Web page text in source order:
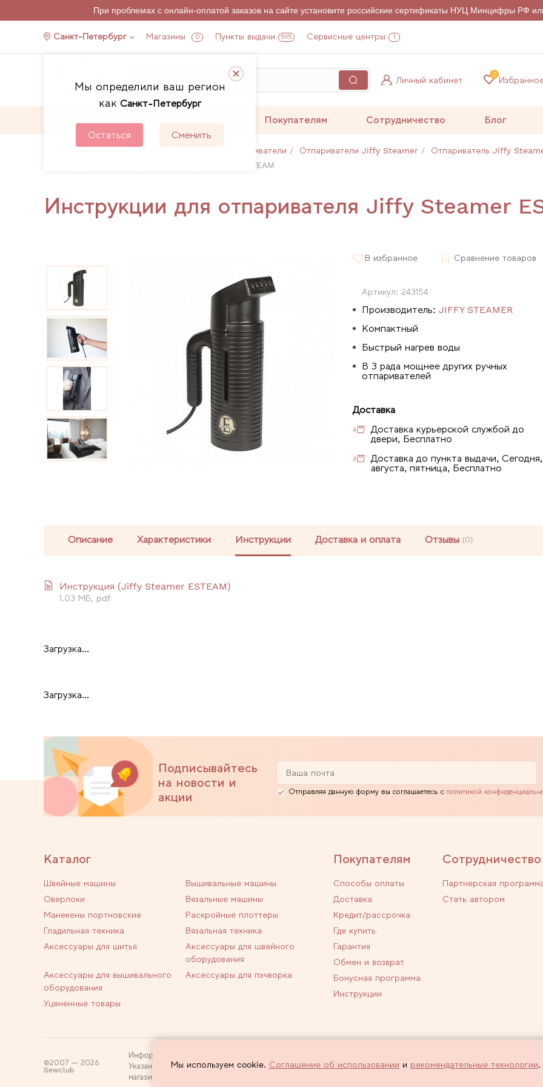
При проблемах с онлайн-оплатой заказов на сайте установите российские сертификаты НУЦ Минцифры РФ
Санкт-Петербург Магазины 0 Пункты выдачи 595 Сервисные центры 1
Мы определили ваш регион
как Санкт-Петербург
Остаться Сменить
Личный кабинет
0
Покупателям Сотрудничество Блог
Каталог Гладильная техника Отпариватели Отпариватели Jiffy Steamer
Отпариватель Jiffy
Инструкции для отпаривателя Jiffy Steamer ESTEAM
Инструкции для отпаривателя Jiffy Steamer
В избранное Сравнение товаров
Артикул: 243154
Производитель: JIFFY STEAMER
Компактный
Быстрый нагрев воды
В 3 рада мощнее других ручных
отпаривателей
Доставка
Доставка курьерской службой до
двери, Бесплатно
Доставка до пункта выдачи,
августа, пятница, Бесплатно
Описание Характеристики Инструкции Доставка и оплата Отзывы (0)
Инструкция (Jiffy Steamer ESTEAM)
1.03 МБ, pdf
Загрузка...
Загрузка...
Подписывайтесь
на новости и
акции
Отправляя данную форму вы соглашаетесь с политикой
Каталог
Швейные машины
Вышивальные машины
Оверлоки
Вязальные машины
Манекены портновские
Раскройные плоттеры
Гладильная техника
Вязальная техника
Аксессуары для шитья
Аксессуары для швейного
оборудования
Аксессуары для вышивального
оборудования
Аксессуары для пэчворка
Уцененные товары
Покупателям
Способы оплаты
Доставка
Кредит/рассрочка
Где купить
Гарантия
Обмен и возврат
Бонусная программа
Инструкции
Сотрудничество
Партнерская
Стать автором
2007 — 2026
Sewclub
Информация на сайте не является публичной офертой.
Указанные цены действуют только при оформлении заказа через интернет-
магазин
Используем
Мы используем cookie. Соглашение об использовании и рекомендательные технологии.